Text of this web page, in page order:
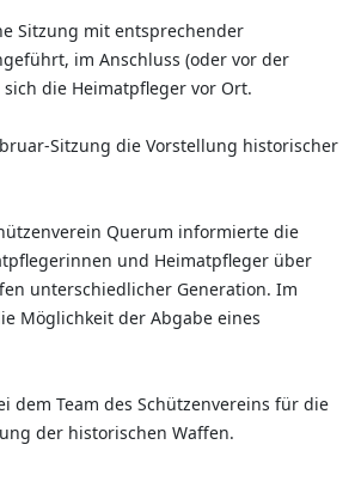
Sitzung mit entsprechender
im Anschluss (oder vor der
die Heimatpfleger vor Ort.
Sitzung die Vorstellung historischer
Querum informierte die
und Heimatpfleger über
unterschiedlicher Generation. Im
Möglichkeit der Abgabe eines
dem Team des Schützenvereins für die
der historischen Waffen.